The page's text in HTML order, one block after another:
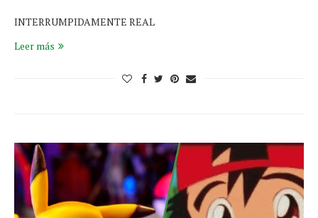
INTERRUMPIDAMENTE REAL
Leer más